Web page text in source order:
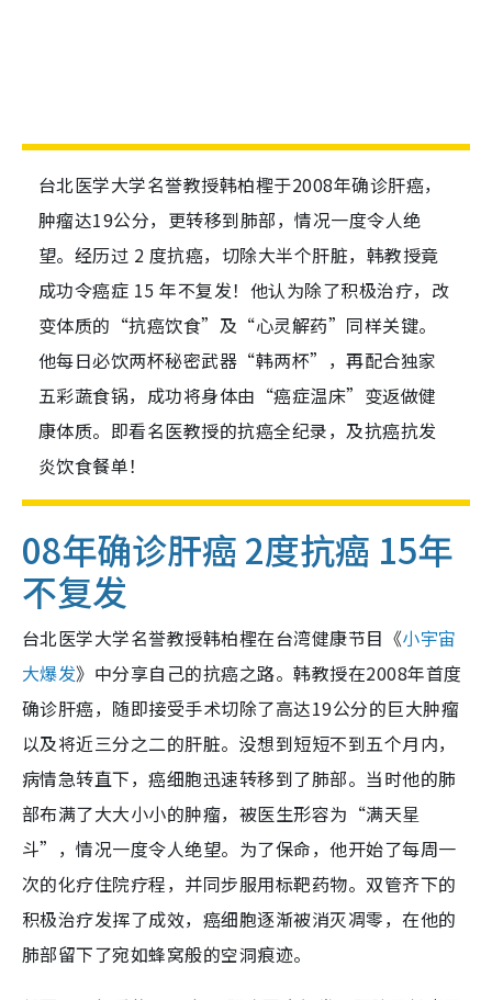
台北医学大学名誉教授韩柏檉于2008年确诊肝癌，
肿瘤达19公分，更转移到肺部，情况一度令人绝
望。经历过 2 度抗癌，切除大半个肝脏，韩教授竟
成功令癌症 15 年不复发！他认为除了积极治疗，改
变体质的“抗癌饮食”及“心灵解药”同样关键。
他每日必饮两杯秘密武器“韩两杯”，再配合独家
五彩蔬食锅，成功将身体由“癌症温床”变返做健
康体质。即看名医教授的抗癌全纪录，及抗癌抗发
炎饮食餐单！
08年确诊肝癌 2度抗癌 15年
不复发
台北医学大学名誉教授韩柏檉在台湾健康节目《小宇宙
大爆发》中分享自己的抗癌之路。韩教授在2008年首度
确诊肝癌，随即接受手术切除了高达19公分的巨大肿瘤
以及将近三分之二的肝脏。没想到短短不到五个月内，
病情急转直下，癌细胞迅速转移到了肺部。当时他的肺
部布满了大大小小的肿瘤，被医生形容为“满天星
斗”，情况一度令人绝望。为了保命，他开始了每周一
次的化疗住院疗程，并同步服用标靶药物。双管齐下的
积极治疗发挥了成效，癌细胞逐渐被消灭凋零，在他的
肺部留下了宛如蜂窝般的空洞痕迹。